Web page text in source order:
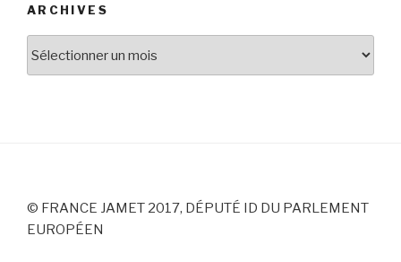
ARCHIVES
© FRANCE JAMET 2017, DÉPUTÉ ID DU PARLEMENT
EUROPÉEN